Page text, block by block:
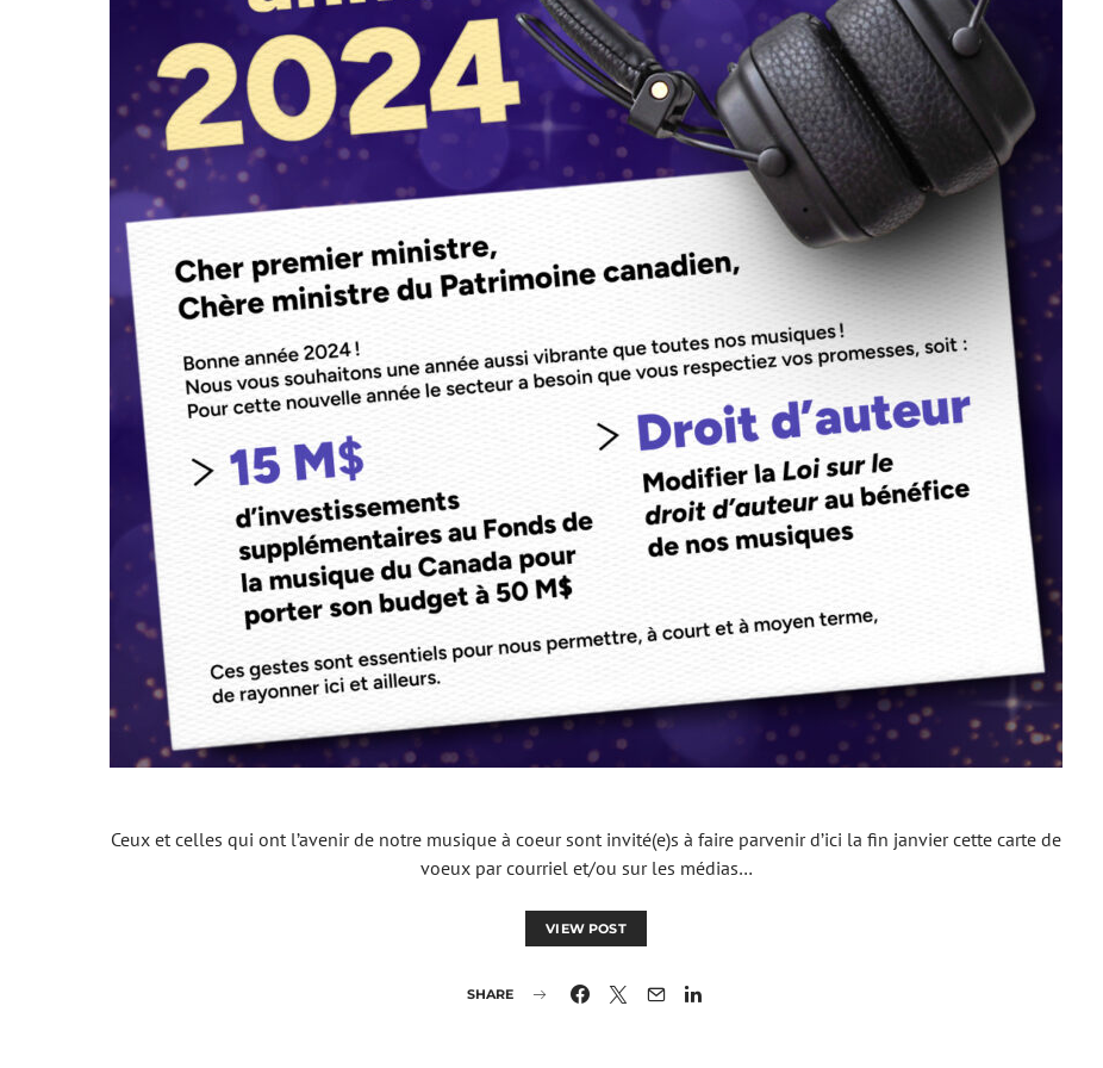
Ceux et celles qui ont l’avenir de notre musique à coeur sont invité(e)s à faire parvenir d’ici la fin janvier cette carte de
voeux par courriel et/ou sur les médias…
VIEW POST
SHARE